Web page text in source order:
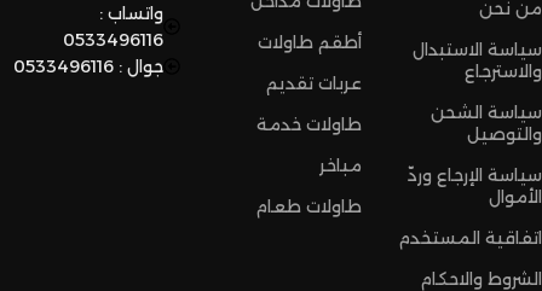
من نحن
سياسة الاستبدال
والاسترجاع
سياسة الشحن
والتوصيل
سياسة الإرجاع وردّ
الأموال
اتفاقية المستخدم
الشروط والاحكام
أطقم طاولات
عربات تقديم
طاولات خدمة
مباخر
طاولات طعام
واتساب :
0533496116
جوال : 0533496116